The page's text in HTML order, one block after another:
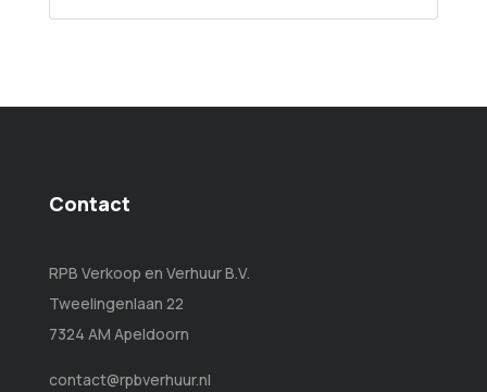
Contact
RPB Verkoop en Verhuur B.V.
Tweelingenlaan 22
7324 AM Apeldoorn
contact@rpbverhuur.nl